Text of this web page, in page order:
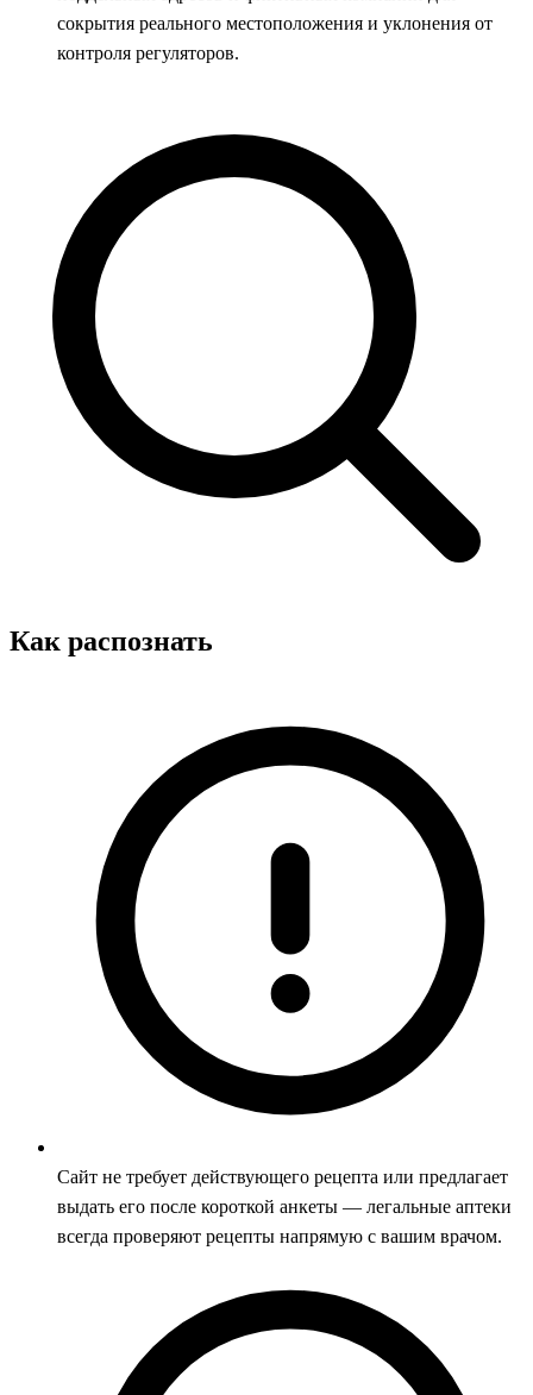
сокрытия реального местоположения и уклонения от
контроля регуляторов.
Как распознать
Сайт не требует действующего рецепта или предлагает
выдать его после короткой анкеты — легальные аптеки
всегда проверяют рецепты напрямую с вашим врачом.